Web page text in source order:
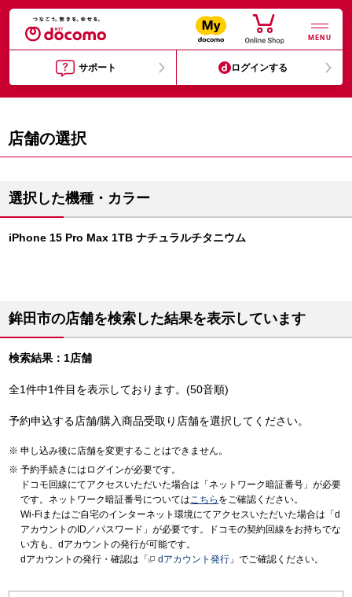
MENU
サポート ログインする
店舗の選択
選択した機種・カラー
iPhone 15 Pro Max 1TB ナチュラルチタニウム
鉾田市の店舗を検索した結果を表示しています
検索結果：1店舗
全1件中1件目を表示しております。(50音順)
予約申込する店舗/購入商品受取り店舗を選択してください。
申し込み後に店舗を変更することはできません。
予約手続きにはログインが必要です。
ドコモ回線にてアクセスいただいた場合は「ネットワーク暗証番号」が必要
です。ネットワーク暗証番号についてはこちら をご確認ください。
Wi-Fiまたはご自宅のインターネット環境にてアクセスいただいた場合は「d
アカウントのID／パスワード」が必要です。ドコモの契約回線をお持ちでな
い方も、dアカウントの発行が可能です。
dアカウントの発行・確認は「
dアカウント発行 」でご確認ください。